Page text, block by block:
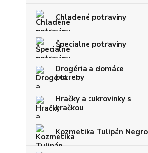
Chladené potraviny
Špecialne potraviny
Drogéria a domáce
potreby
Hračky a cukrovinky s
hračkou
Kozmetika Tulipán Negro